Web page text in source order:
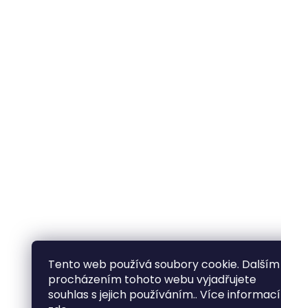
Tento web používá soubory cookie. Dalším
procházením tohoto webu vyjadřujete
souhlas s jejich používáním.. Více informací